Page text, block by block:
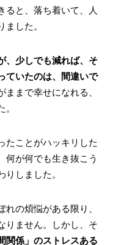
ると、落ち着いて、人
した。
、少しでも減れば、そ
ていたのは、間違いで
まで幸せになれる、
たことがハッキリした
何が何でも生き抜こう
しました。
の煩悩がある限り、
りません。しかし、そ
関係」のストレスある